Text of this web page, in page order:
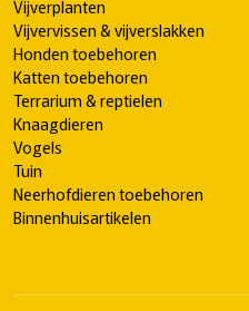
Vijverplanten
Vijvervissen & vijverslakken
Honden toebehoren
Katten toebehoren
Terrarium & reptielen
Knaagdieren
Vogels
Tuin
Neerhofdieren toebehoren
Binnenhuisartikelen